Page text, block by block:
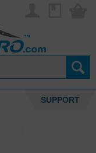
SUPPORT